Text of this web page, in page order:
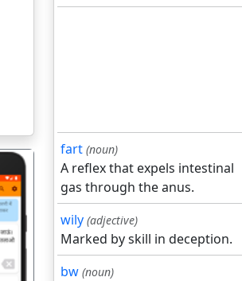
fart (noun)
A reflex that expels intestinal
gas through the anus.
wily (adjective)
Marked by skill in deception.
bw (noun)